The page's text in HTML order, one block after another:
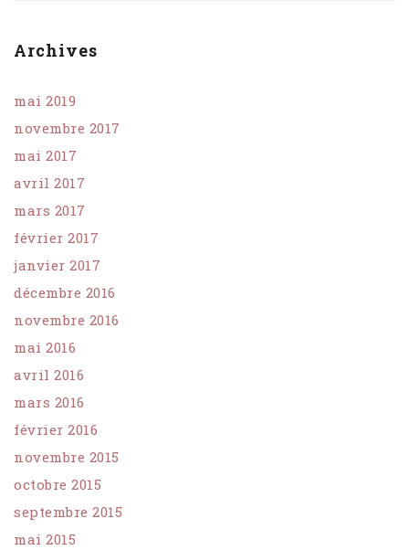
Archives
mai 2019
novembre 2017
mai 2017
avril 2017
mars 2017
février 2017
janvier 2017
décembre 2016
novembre 2016
mai 2016
avril 2016
mars 2016
février 2016
novembre 2015
octobre 2015
septembre 2015
mai 2015